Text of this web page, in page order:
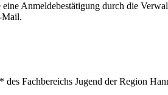
Anmeldebestätigung durch die
Mail.
Fachbereichs Jugend der Region